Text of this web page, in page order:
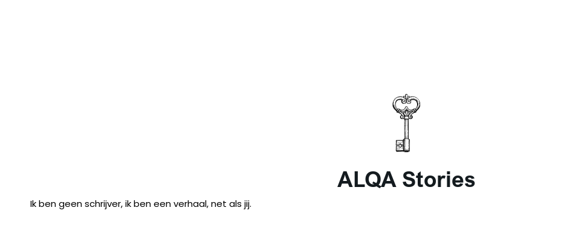
ALQA Stories
Ik ben geen schrijver, ik ben een verhaal, net als jij.